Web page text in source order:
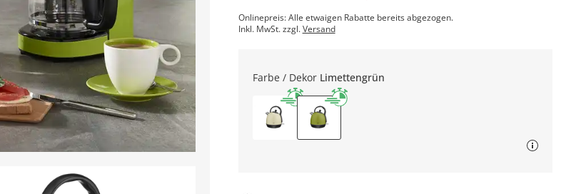
Onlinepreis: Alle etwaigen Rabatte bereits abgezogen.
Inkl. MwSt. zzgl.Versand
Farbe / Dekor Limettengrün